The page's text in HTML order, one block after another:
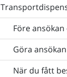
Före
Göra
När du fått